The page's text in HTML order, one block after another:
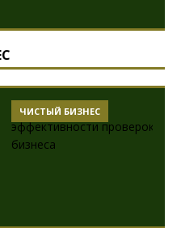
ЧИСТЫЙ БИЗНЕС